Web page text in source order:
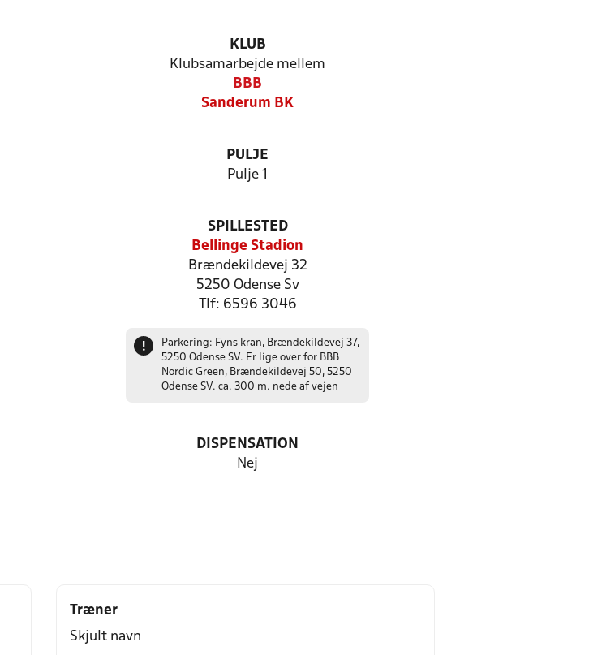
KLUB
Klubsamarbejde mellem
BBB
Sanderum BK
PULJE
Pulje 1
SPILLESTED
Bellinge Stadion
Brændekildevej 32
5250 Odense Sv
Tlf: 6596 3046
!
Parkering: Fyns kran, Brændekildevej 37,
5250 Odense SV. Er lige over for BBB
Nordic Green, Brændekildevej 50, 5250
Odense SV. ca. 300 m. nede af vejen
DISPENSATION
Nej
Træner
Skjult navn